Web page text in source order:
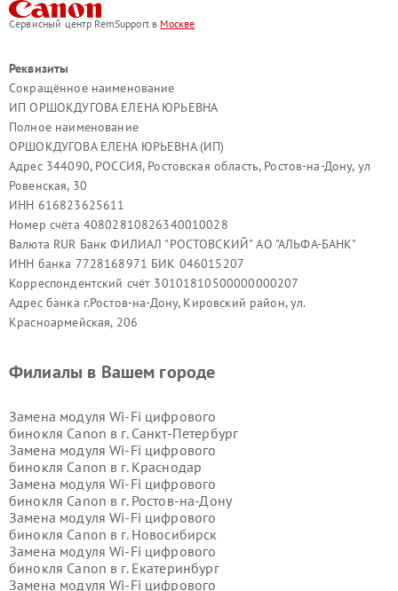
Сервисный центр RemSupport в Москве
Реквизиты
Сокращённое наименование
ИП ОРШОКДУГОВА ЕЛЕНА ЮРЬЕВНА
Полное наименование
ОРШОКДУГОВА ЕЛЕНА ЮРЬЕВНА (ИП)
Адрес 344090, РОССИЯ, Ростовская область, Ростов-на-Дону, ул
Ровенская, 30
ИНН 616823625611
Номер счёта 40802810826340010028
Валюта RUR Банк ФИЛИАЛ "РОСТОВСКИЙ" АО "АЛЬФА-БАНК"
ИНН банка 7728168971 БИК 046015207
Корреспондентский счёт 30101810500000000207
Адрес банка г.Ростов-на-Дону, Кировский район, ул.
Красноармейская, 206
Филиалы в Вашем городе
Замена модуля Wi-Fi цифрового
бинокля Canon в г. Санкт-Петербург
Замена модуля Wi-Fi цифрового
бинокля Canon в г. Краснодар
Замена модуля Wi-Fi цифрового
бинокля Canon в г. Ростов-на-Дону
Замена модуля Wi-Fi цифрового
бинокля Canon в г. Новосибирск
Замена модуля Wi-Fi цифрового
бинокля Canon в г. Екатеринбург
Замена модуля Wi-Fi цифрового